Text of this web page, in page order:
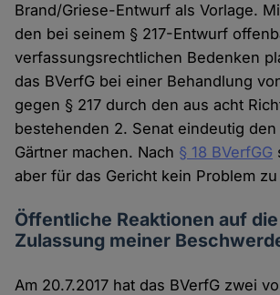
Brand/Griese-Entwurf als Vorlage.
den bei seinem § 217-Entwurf
verfassungsrechtlichen Bedenken
das BVerfG bei einer Behandlung
gegen § 217 durch den aus acht
bestehenden 2. Senat eindeutig den
Gärtner machen. Nach § 18 BVerfGG
aber für das Gericht kein Problem
Öffentliche Reaktionen auf
Zulassung meiner
Am 20.7.2017 hat das BVerfG zwei